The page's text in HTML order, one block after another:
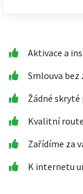
Aktivace a
Smlouva bez
Žádné
Kvalitní
Zařídíme za
K internetu